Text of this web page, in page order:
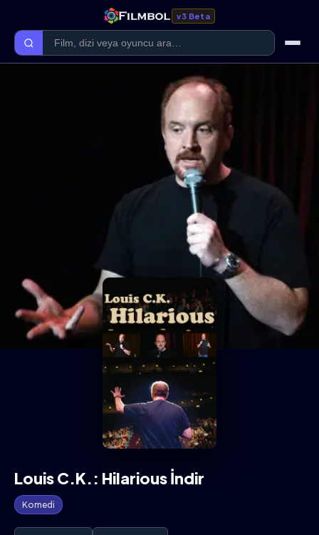
v3 Beta
Louis C.K.: Hilarious İndir
Komedi